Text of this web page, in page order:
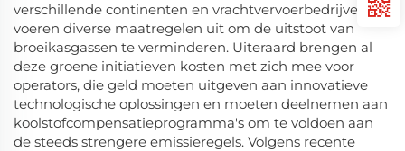
verschillende continenten en vrachtvervoerbedrijven
voeren diverse maatregelen uit om de uitstoot van
broeikasgassen te verminderen. Uiteraard brengen al
deze groene initiatieven kosten met zich mee voor
operators, die geld moeten uitgeven aan innovatieve
technologische oplossingen en moeten deelnemen aan
koolstofcompensatieprogramma's om te voldoen aan
de steeds strengere emissieregels. Volgens recente